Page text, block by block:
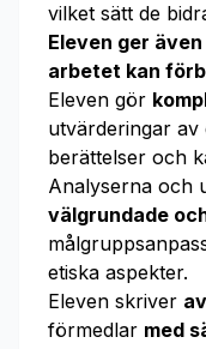
vilket sätt de
Eleven ger
arbetet kan
Eleven gör
utvärderingar av
berättelser och
Analyserna och
välgrundade
etiska aspekter.
Eleven skriver
förmedlar med